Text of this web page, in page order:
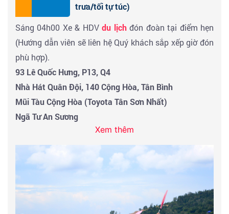
trưa/tối tự túc)
Sáng 04h00 Xe & HDVdu lịchđón đoàn tại điểm hẹn
(Hướng dẫn viên sẽ liên hệ Quý khách sắp xếp giờ đón
phù hợp).
93 Lê Quốc Hưng, P13, Q4
Nhà Hát Quân Đội, 140 Cộng Hòa, Tân Bình
Mũi Tàu Cộng Hòa (Toyota Tân Sơn Nhất)
Ngã Tư An Sương
Bến Xe Củ Chi (Quốc Lộ 22)
Bánh Canh 5 Dung Trảng Bàng, Tây Ninh
Cửa khẩu Mộc Bài - Tây Ninh
Đoàn dừng chân ăn sáng với đặc sản
TRẢNG BÀNG.
Đến cửa khẩu
QUỐC TẾ MỘC BÀIđoàn làm thủ tục
Xem thêm